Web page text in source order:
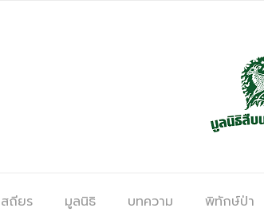
สถียร มูลนิธิ บทความ พิทักษ์ป่า